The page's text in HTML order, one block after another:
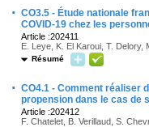
· CO3.5 - Étude nationale
COVID-19 chez les
Article :202411
E. Leye, K. El Karoui, T. Delory,
Résumé
· CO4.1 - Comment réaliser
propension dans le cas de
Article :202412
F. Chatelet, B. Verillaud, S.